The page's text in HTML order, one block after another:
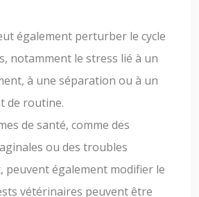
également perturber le cycle
notamment le stress lié à un
à une séparation ou à un
de routine.
de santé, comme des
ou des troubles
peuvent également modifier le
vétérinaires peuvent être